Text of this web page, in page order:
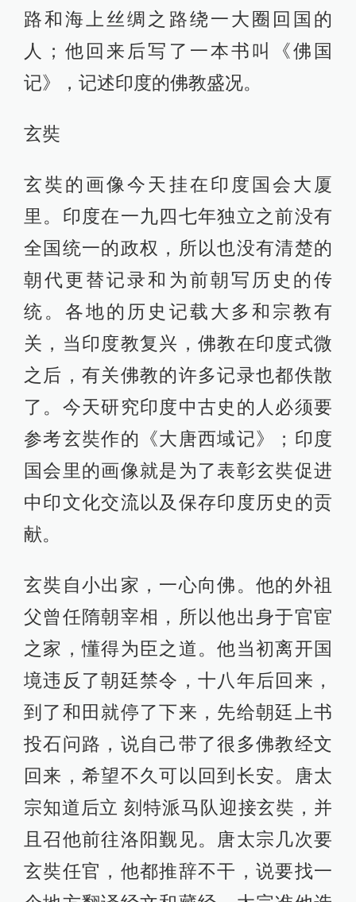
路和海上丝绸之路绕一大圈回国的
人；他回来后写了一本书叫《佛国
记》，记述印度的佛教盛况。
玄奘
玄奘的画像今天挂在印度国会大厦
里。印度在一九四七年独立之前没有
全国统一的政权，所以也没有清楚的
朝代更替记录和为前朝写历史的传
统。各地的历史记载大多和宗教有
关，当印度教复兴，佛教在印度式微
之后，有关佛教的许多记录也都佚散
了。今天研究印度中古史的人必须要
参考玄奘作的《大唐西域记》；印度
国会里的画像就是为了表彰玄奘促进
中印文化交流以及保存印度历史的贡
献。
玄奘自小出家，一心向佛。他的外祖
父曾任隋朝宰相，所以他出身于官宦
之家，懂得为臣之道。他当初离开国
境违反了朝廷禁令，十八年后回来，
到了和田就停了下来，先给朝廷上书
投石问路，说自己带了很多佛教经文
回来，希望不久可以回到长安。唐太
宗知道后立 刻特派马队迎接玄奘，并
且召他前往洛阳觐见。唐太宗几次要
玄奘任官，他都推辞不干，说要找一